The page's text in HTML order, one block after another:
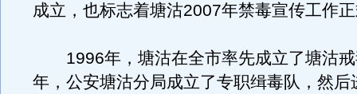
成立，也标志着塘沽2007年禁毒宣传工作
1996年，塘沽在全市率先成立了塘沽戒
年，公安塘沽分局成立了专职缉毒队，然后